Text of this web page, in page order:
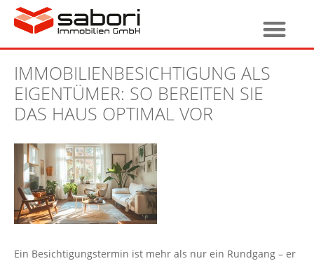
IMMOBILIENBESICHTIGUNG ALS
EIGENTÜMER: SO BEREITEN SIE
DAS HAUS OPTIMAL VOR
Ein Besichtigungstermin ist mehr als nur ein Rundgang – er